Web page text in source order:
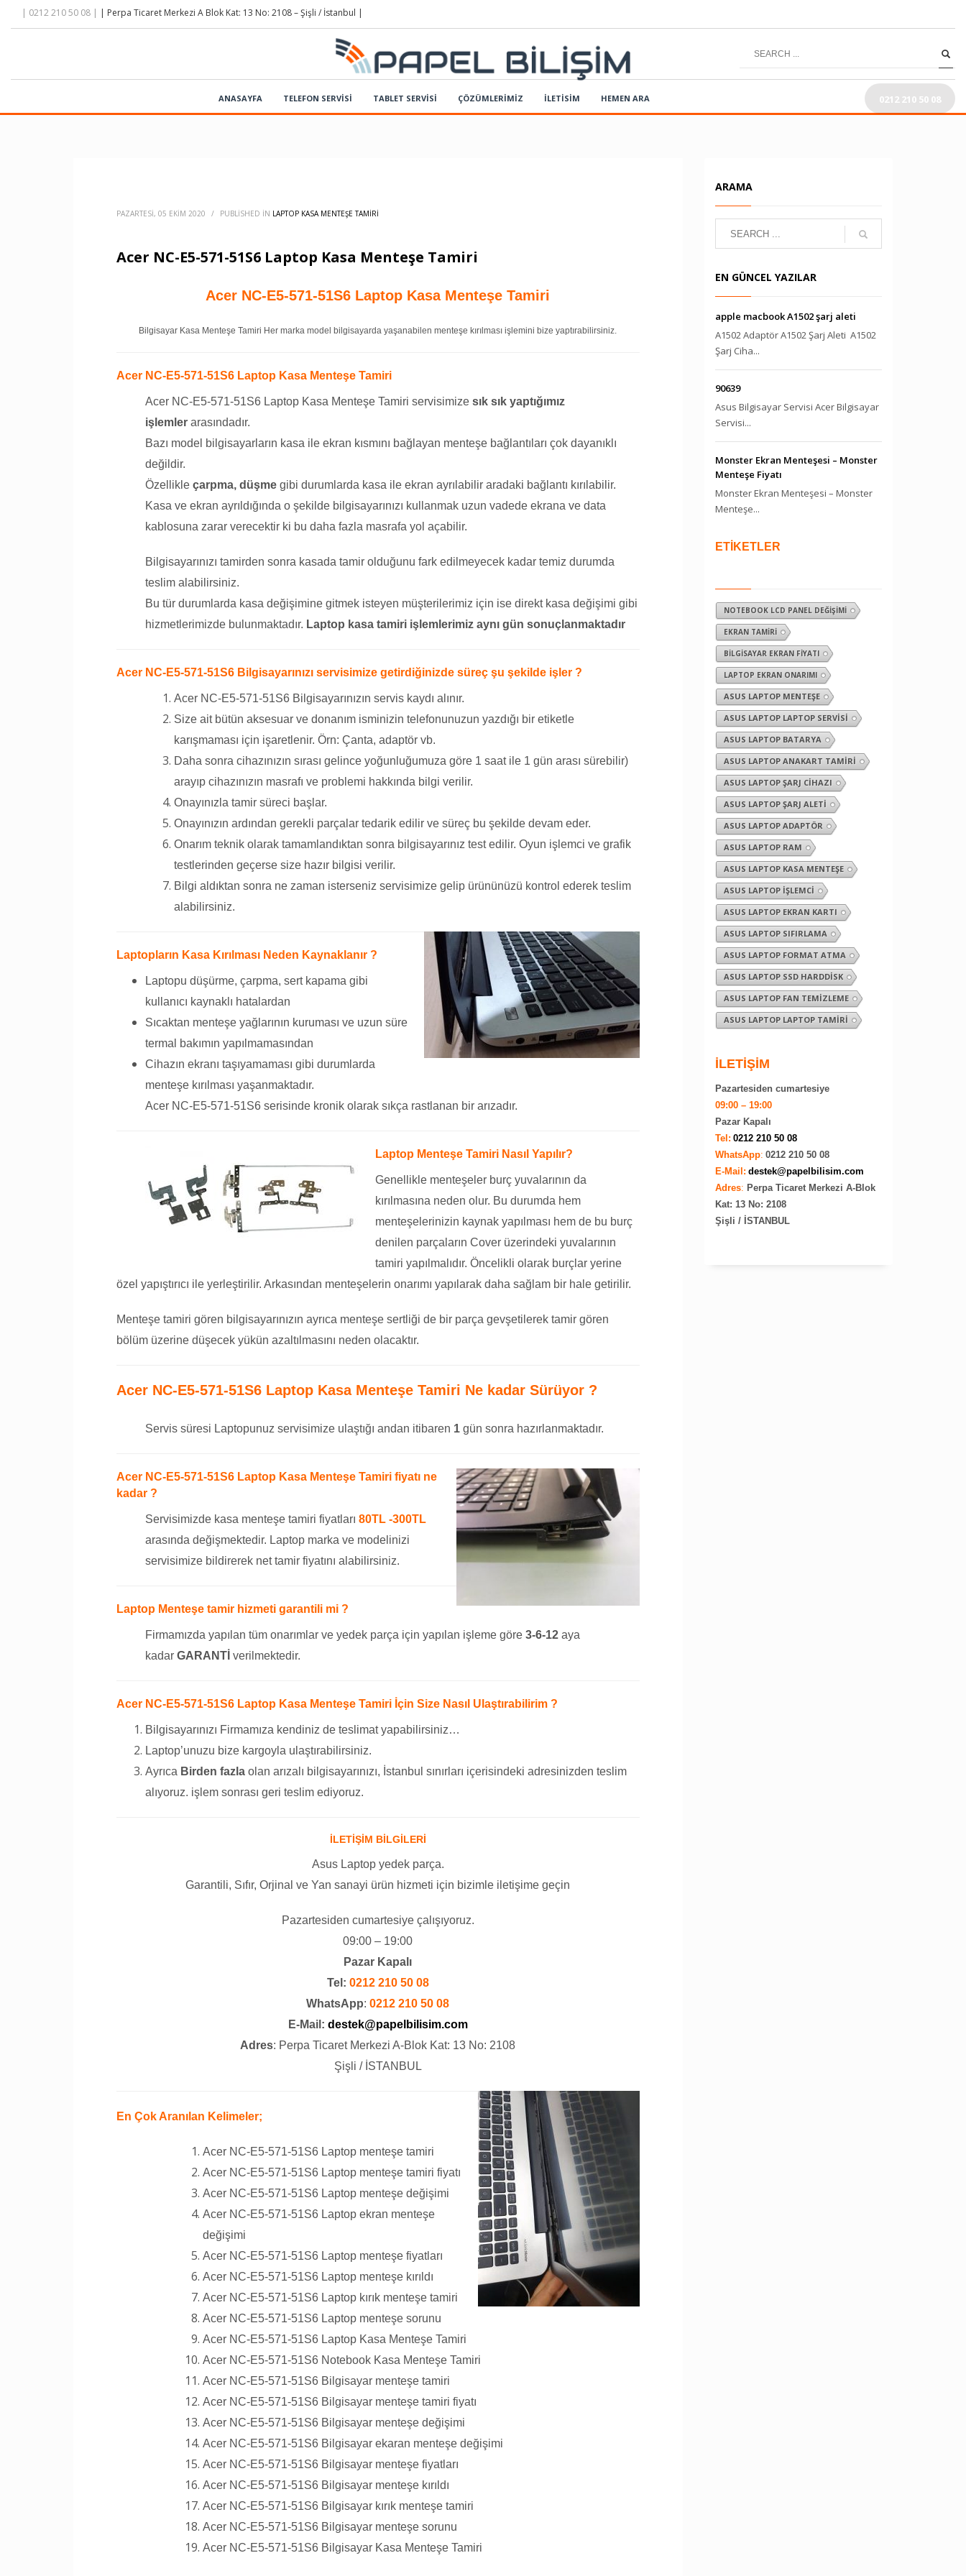
| 0212 210 50 08 | | Perpa Ticaret Merkezi A Blok Kat: 13 No: 2108 – Şişli / İstanbul |
ANASAYFA TELEFON SERVİSİ TABLET SERVİSİ ÇÖZÜMLERIMIZ İLETİSİM HEMEN ARA 0212 210 50 08
PAZARTESI, 05 EKIM 2020 / PUBLISHED IN LAPTOP KASA MENTEŞE TAMIRI
Acer NC-E5-571-51S6 Laptop Kasa Menteşe Tamiri
Acer NC-E5-571-51S6 Laptop Kasa Menteşe Tamiri
Bilgisayar Kasa Menteşe Tamiri Her marka model bilgisayarda yaşanabilen menteşe kırılması işlemini bize yaptırabilirsiniz.
Acer NC-E5-571-51S6 Laptop Kasa Menteşe Tamiri
Acer NC-E5-571-51S6 Laptop Kasa Menteşe Tamiri servisimize sık sık yaptığımız
işlemler arasındadır.
Bazı model bilgisayarların kasa ile ekran kısmını bağlayan menteşe bağlantıları çok dayanıklı
değildir.
Özellikle çarpma, düşme gibi durumlarda kasa ile ekran ayrılabilir aradaki bağlantı kırılabilir.
Kasa ve ekran ayrıldığında o şekilde bilgisayarınızı kullanmak uzun vadede ekrana ve data
kablosuna zarar verecektir ki bu daha fazla masrafa yol açabilir.
Bilgisayarınızı tamirden sonra kasada tamir olduğunu fark edilmeyecek kadar temiz durumda
teslim alabilirsiniz.
Bu tür durumlarda kasa değişimine gitmek isteyen müşterilerimiz için ise direkt kasa değişimi gibi
hizmetlerimizde bulunmaktadır. Laptop kasa tamiri işlemlerimiz aynı gün sonuçlanmaktadır
Acer NC-E5-571-51S6 Bilgisayarınızı servisimize getirdiğinizde süreç şu şekilde işler ?
Acer NC-E5-571-51S6 Bilgisayarınızın servis kaydı alınır.
Size ait bütün aksesuar ve donanım isminizin telefonunuzun yazdığı bir etiketle
karışmaması için işaretlenir. Örn: Çanta, adaptör vb.
Daha sonra cihazınızın sırası gelince yoğunluğumuza göre 1 saat ile 1 gün arası sürebilir)
arayıp cihazınızın masrafı ve problemi hakkında bilgi verilir.
Onayınızla tamir süreci başlar.
Onayınızın ardından gerekli parçalar tedarik edilir ve süreç bu şekilde devam eder.
Onarım teknik olarak tamamlandıktan sonra bilgisayarınız test edilir. Oyun işlemci ve grafik
testlerinden geçerse size hazır bilgisi verilir.
Bilgi aldıktan sonra ne zaman isterseniz servisimize gelip ürününüzü kontrol ederek teslim
alabilirsiniz.
Laptopların Kasa Kırılması Neden Kaynaklanır ?
Laptopu düşürme, çarpma, sert kapama gibi
kullanıcı kaynaklı hatalardan
Sıcaktan menteşe yağlarının kuruması ve uzun süre
termal bakımın yapılmamasından
Cihazın ekranı taşıyamaması gibi durumlarda
menteşe kırılması yaşanmaktadır.
Acer NC-E5-571-51S6 serisinde kronik olarak sıkça rastlanan bir arızadır.
Laptop Menteşe Tamiri Nasıl Yapılır?
Genellikle menteşeler burç yuvalarının da
kırılmasına neden olur. Bu durumda hem
menteşelerinizin kaynak yapılması hem de bu burç
denilen parçaların Cover üzerindeki yuvalarının
tamiri yapılmalıdır. Öncelikli olarak burçlar yerine
özel yapıştırıcı ile yerleştirilir. Arkasından menteşelerin onarımı yapılarak daha sağlam bir hale getirilir.
Menteşe tamiri gören bilgisayarınızın ayrıca menteşe sertliği de bir parça gevşetilerek tamir gören
bölüm üzerine düşecek yükün azaltılmasını neden olacaktır.
Acer NC-E5-571-51S6 Laptop Kasa Menteşe Tamiri Ne kadar Sürüyor ?
Servis süresi Laptopunuz servisimize ulaştığı andan itibaren 1 gün sonra hazırlanmaktadır.
Acer NC-E5-571-51S6 Laptop Kasa Menteşe Tamiri fiyatı ne
kadar ?
Servisimizde kasa menteşe tamiri fiyatları 80TL -300TL
arasında değişmektedir. Laptop marka ve modelinizi
servisimize bildirerek net tamir fiyatını alabilirsiniz.
Laptop Menteşe tamir hizmeti garantili mi ?
Firmamızda yapılan tüm onarımlar ve yedek parça için yapılan işleme göre 3-6-12 aya
kadar GARANTİ verilmektedir.
Acer NC-E5-571-51S6 Laptop Kasa Menteşe Tamiri İçin Size Nasıl Ulaştırabilirim ?
Bilgisayarınızı Firmamıza kendiniz de teslimat yapabilirsiniz…
Laptop’unuzu bize kargoyla ulaştırabilirsiniz.
Ayrıca Birden fazla olan arızalı bilgisayarınızı, İstanbul sınırları içerisindeki adresinizden teslim
alıyoruz. işlem sonrası geri teslim ediyoruz.
İLETİŞİM BİLGİLERİ
Asus Laptop yedek parça.
Garantili, Sıfır, Orjinal ve Yan sanayi ürün hizmeti için bizimle iletişime geçin
Pazartesiden cumartesiye çalışıyoruz.
09:00 – 19:00
Pazar Kapalı
Tel: 0212 210 50 08
WhatsApp:0212 210 50 08
E-Mail: destek@papelbilisim.com
Adres: Perpa Ticaret Merkezi A-Blok Kat: 13 No: 2108
Şişli / İSTANBUL
En Çok Aranılan Kelimeler;
Acer NC-E5-571-51S6 Laptop menteşe tamiri
Acer NC-E5-571-51S6 Laptop menteşe tamiri fiyatı
Acer NC-E5-571-51S6 Laptop menteşe değişimi
Acer NC-E5-571-51S6 Laptop ekran menteşe
değişimi
Acer NC-E5-571-51S6 Laptop menteşe fiyatları
Acer NC-E5-571-51S6 Laptop menteşe kırıldı
Acer NC-E5-571-51S6 Laptop kırık menteşe tamiri
Acer NC-E5-571-51S6 Laptop menteşe sorunu
Acer NC-E5-571-51S6 Laptop Kasa Menteşe Tamiri
Acer NC-E5-571-51S6 Notebook Kasa Menteşe Tamiri
Acer NC-E5-571-51S6 Bilgisayar menteşe tamiri
Acer NC-E5-571-51S6 Bilgisayar menteşe tamiri fiyatı
Acer NC-E5-571-51S6 Bilgisayar menteşe değişimi
Acer NC-E5-571-51S6 Bilgisayar ekaran menteşe değişimi
Acer NC-E5-571-51S6 Bilgisayar menteşe fiyatları
Acer NC-E5-571-51S6 Bilgisayar menteşe kırıldı
Acer NC-E5-571-51S6 Bilgisayar kırık menteşe tamiri
Acer NC-E5-571-51S6 Bilgisayar menteşe sorunu
Acer NC-E5-571-51S6 Bilgisayar Kasa Menteşe Tamiri
ARAMA
EN GÜNCEL YAZILAR
apple macbook A1502 şarj aleti
A1502 Adaptör A1502 Şarj Aleti A1502
Şarj Ciha...
90639
Asus Bilgisayar Servisi Acer Bilgisayar
Servisi...
Monster Ekran Menteşesi – Monster
Menteşe Fiyatı
Monster Ekran Menteşesi – Monster
Menteşe...
ETİKETLER
NOTEBOOK LCD PANEL DEĞIŞIMI
EKRAN TAMIRI
BILGISAYAR EKRAN FIYATI
LAPTOP EKRAN ONARIMI
ASUS LAPTOP MENTEŞE
ASUS LAPTOP LAPTOP SERVISI
ASUS LAPTOP BATARYA
ASUS LAPTOP ANAKART TAMIRI
ASUS LAPTOP ŞARJ CIHAZI
ASUS LAPTOP ŞARJ ALETI
ASUS LAPTOP ADAPTÖR
ASUS LAPTOP RAM
ASUS LAPTOP KASA MENTEŞE
ASUS LAPTOP İŞLEMCI
ASUS LAPTOP EKRAN KARTI
ASUS LAPTOP SIFIRLAMA
ASUS LAPTOP FORMAT ATMA
ASUS LAPTOP SSD HARDDISK
ASUS LAPTOP FAN TEMIZLEME
ASUS LAPTOP LAPTOP TAMIRI
İLETİŞİM
Pazartesiden cumartesiye
09:00 – 19:00
Pazar Kapalı
Tel: 0212 210 50 08
WhatsApp: 0212 210 50 08
E-Mail: destek@papelbilisim.com
Adres: Perpa Ticaret Merkezi A-Blok
Kat: 13 No: 2108
Şişli / İSTANBUL